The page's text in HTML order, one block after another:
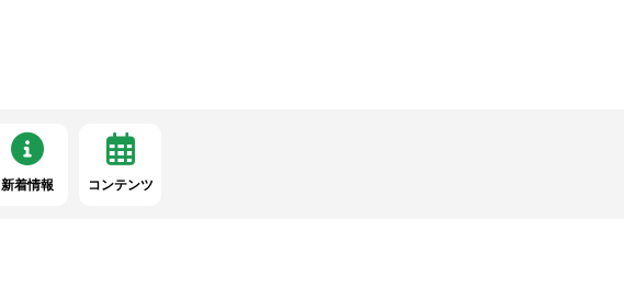
新着情報 コンテンツ